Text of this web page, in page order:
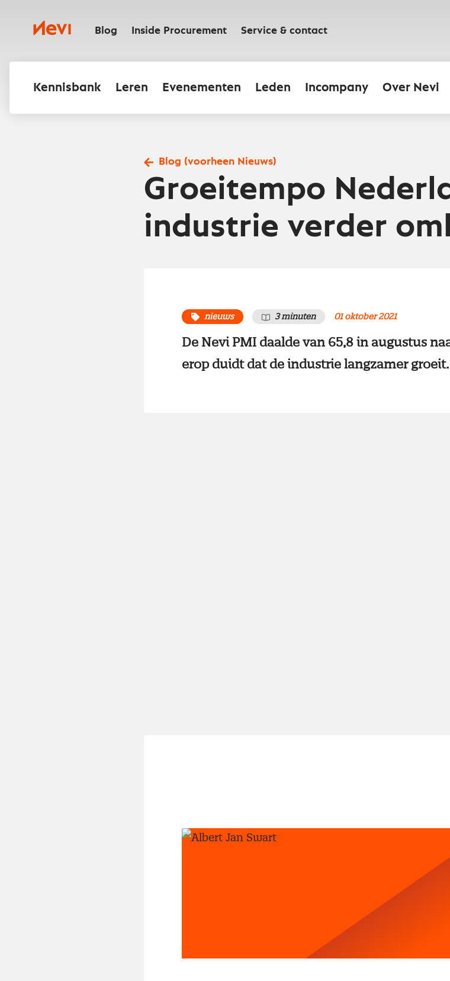
inhoudNevi Blog Inside Procurement Service & contact
Kennisbank Leren Evenementen Leden Incompany Over Nevi
Blog (voorheen Nieuws)
Groeitempo
industrie verder
nieuws 3 minuten 01 oktober 2021
De Nevi PMI daalde van 65,8 in augustus
erop duidt dat de industrie langzamer groeit.